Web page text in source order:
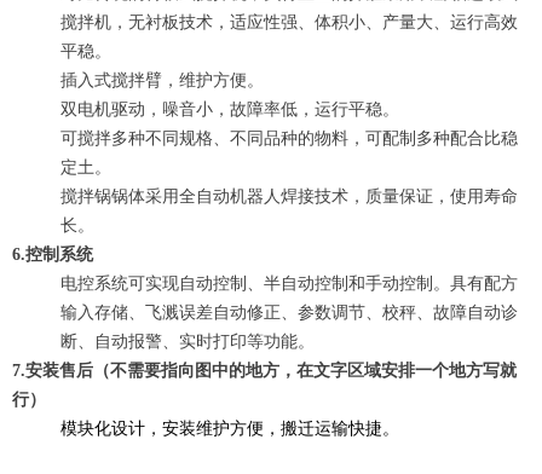
搅拌机，无衬板技术，适应性强、体积小、产量大、运行高效
平稳。
插入式搅拌臂，维护方便。
双电机驱动，噪音小，故障率低，运行平稳。
可搅拌多种不同规格、不同品种的物料，可配制多种配合比稳
定土。
搅拌锅锅体采用全自动机器人焊接技术，质量保证，使用寿命
长。
6.控制系统
电控系统可实现自动控制、半自动控制和手动控制。具有配方
输入存储、飞溅误差自动修正、参数调节、校秤、故障自动诊
断、自动报警、实时打印等功能。
7.安装售后（不需要指向图中的地方，在文字区域安排一个地方写就
行）
模块化设计，安装维护方便，搬迁运输快捷。